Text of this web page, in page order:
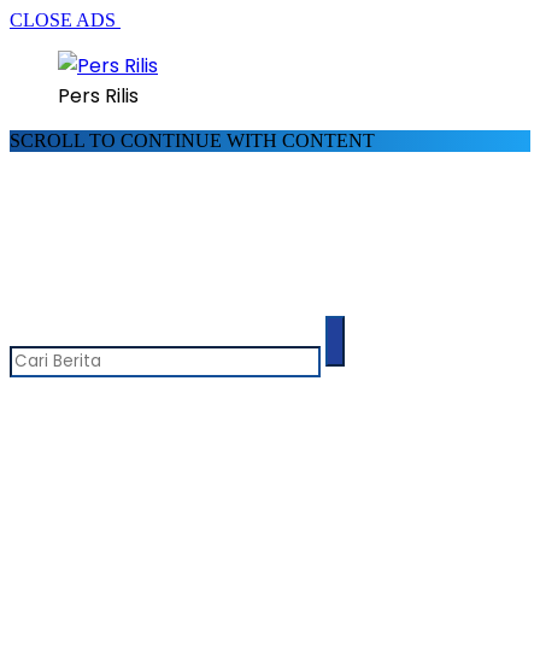
CLOSE ADS
Pers Rilis
SCROLL TO CONTINUE WITH CONTENT